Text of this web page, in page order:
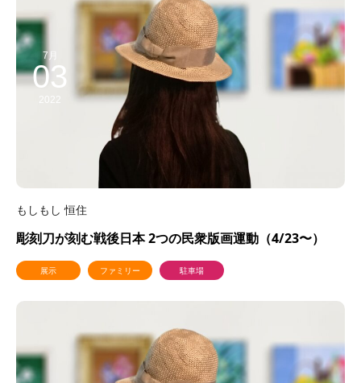
7月
03
2022
もしもし 恒住
彫刻刀が刻む戦後日本 2つの民衆版画運動（4/23〜）
展示 ファミリー 駐車場